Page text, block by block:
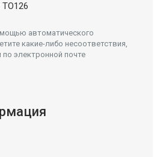
автоматического
какие-либо несоответствия,
электронной почте